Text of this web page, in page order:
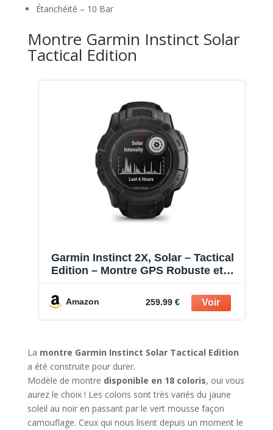
Étanchéité – 10 Bar
Montre Garmin Instinct Solar
Tactical Edition
Garmin Instinct 2X, Solar – Tactical
Edition – Montre GPS Robuste et
Amazon 259.99 €
La montre Garmin Instinct Solar Tactical Edition
a été construite pour durer.
Modèle de montre disponible en 18 coloris, oui vous
aurez le choix ! Les coloris sont très variés du jaune
soleil au noir en passant par le vert mousse façon
camouflage. Ceux qui nous lisent depuis un moment le